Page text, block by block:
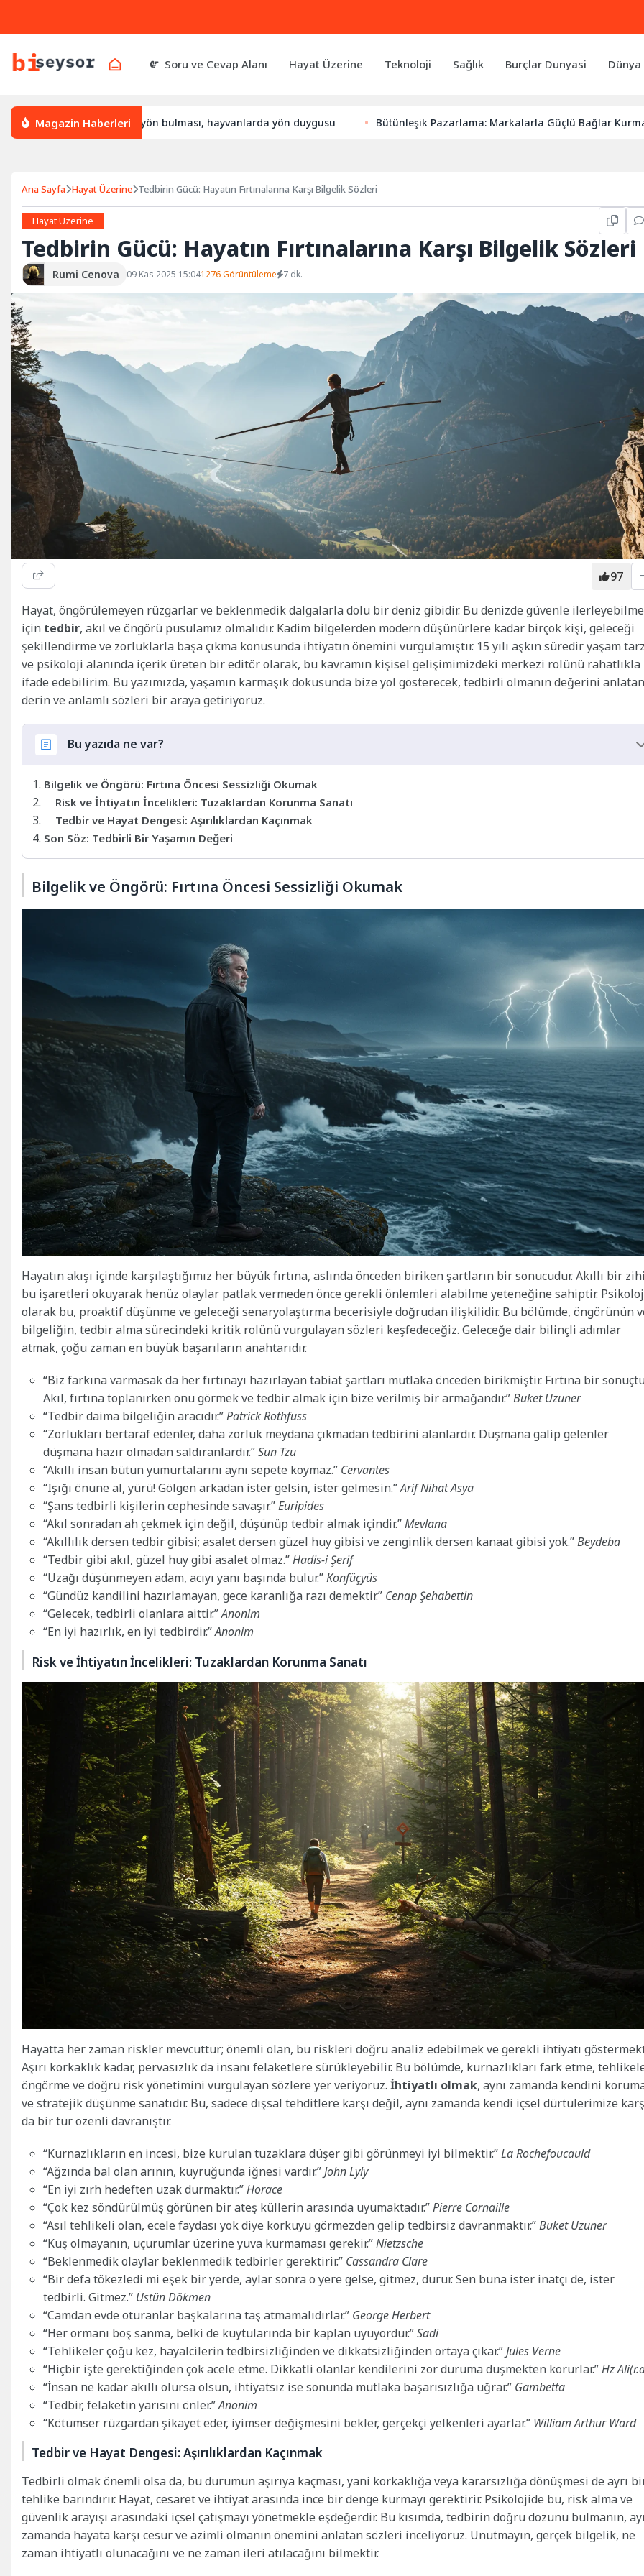
Soru ve Cevap Alanı Hayat Üzerine Teknoloji Sağlık Burçlar Dunyasi
Magazin Haberleri
bulur, leylek yön bulması, hayvanlarda yön duygusu Bütünleşik Pazarlama: Markalarla Güçlü Bağlar Kurmanın
Ana Sayfa Hayat Üzerine Tedbirin Gücü: Hayatın Fırtınalarına Karşı Bilgelik Sözleri
Hayat Üzerine
Tedbirin Gücü: Hayatın Fırtınalarına Karşı Bilgelik Sözleri
Rumi Cenova 09 Kas 2025 15:041276 Görüntüleme 7 dk.
97
Hayat, öngörülemeyen rüzgarlar ve beklenmedik dalgalarla dolu bir deniz gibidir. Bu denizde güvenle
için tedbir, akıl ve öngörü pusulamız olmalıdır. Kadim bilgelerden modern düşünürlere kadar birçok kişi, geleceği
şekillendirme ve zorluklarla başa çıkma konusunda ihtiyatın önemini vurgulamıştır. 15 yılı aşkın süredir yaşam
ve psikoloji alanında içerik üreten bir editör olarak, bu kavramın kişisel gelişimimizdeki merkezi rolünü rahatlıkla
ifade edebilirim. Bu yazımızda, yaşamın karmaşık dokusunda bize yol gösterecek, tedbirli olmanın değerini anlatan
derin ve anlamlı sözleri bir araya getiriyoruz.
Bu yazıda ne var?
Bilgelik ve Öngörü: Fırtına Öncesi Sessizliği Okumak
Risk ve İhtiyatın İncelikleri: Tuzaklardan Korunma Sanatı
Tedbir ve Hayat Dengesi: Aşırılıklardan Kaçınmak
Son Söz: Tedbirli Bir Yaşamın Değeri
Bilgelik ve Öngörü: Fırtına Öncesi Sessizliği Okumak
Hayatın akışı içinde karşılaştığımız her büyük fırtına, aslında önceden biriken şartların bir sonucudur. Akıllı bir
bu işaretleri okuyarak henüz olaylar patlak vermeden önce gerekli önlemleri alabilme yeteneğine sahiptir.
olarak bu, proaktif düşünme ve geleceği senaryolaştırma becerisiyle doğrudan ilişkilidir. Bu bölümde, öngörünün
bilgeliğin, tedbir alma sürecindeki kritik rolünü vurgulayan sözleri keşfedeceğiz. Geleceğe dair bilinçli adımlar
atmak, çoğu zaman en büyük başarıların anahtarıdır.
“Biz farkına varmasak da her fırtınayı hazırlayan tabiat şartları mutlaka önceden birikmiştir. Fırtına bir
Akıl, fırtına toplanırken onu görmek ve tedbir almak için bize verilmiş bir armağandır.”Buket Uzuner
“Tedbir daima bilgeliğin aracıdır.”Patrick Rothfuss
“Zorlukları bertaraf edenler, daha zorluk meydana çıkmadan tedbirini alanlardır. Düşmana galip gelenler
düşmana hazır olmadan saldıranlardır.”Sun Tzu
“Akıllı insan bütün yumurtalarını aynı sepete koymaz.” Cervantes
“Işığı önüne al, yürü! Gölgen arkadan ister gelsin, ister gelmesin.”Arif Nihat Asya
“Şans tedbirli kişilerin cephesinde savaşır.”Euripides
“Akıl sonradan ah çekmek için değil, düşünüp tedbir almak içindir.”Mevlana
“Akıllılık dersen tedbir gibisi; asalet dersen güzel huy gibisi ve zenginlik dersen kanaat gibisi yok.”Beydeba
“Tedbir gibi akıl, güzel huy gibi asalet olmaz.”Hadis-i Şerif
“Uzağı düşünmeyen adam, acıyı yanı başında bulur.”Konfüçyüs
“Gündüz kandilini hazırlamayan, gece karanlığa razı demektir.” Cenap Şehabettin
“Gelecek, tedbirli olanlara aittir.”Anonim
“En iyi hazırlık, en iyi tedbirdir.”Anonim
Risk ve İhtiyatın İncelikleri: Tuzaklardan Korunma Sanatı
Hayatta her zaman riskler mevcuttur; önemli olan, bu riskleri doğru analiz edebilmek ve gerekli ihtiyatı
Aşırı korkaklık kadar, pervasızlık da insanı felaketlere sürükleyebilir. Bu bölümde, kurnazlıkları fark etme,
öngörme ve doğru risk yönetimini vurgulayan sözlere yer veriyoruz. İhtiyatlı olmak, aynı zamanda kendini
ve stratejik düşünme sanatıdır. Bu, sadece dışsal tehditlere karşı değil, aynı zamanda kendi içsel dürtülerimize
da bir tür özenli davranıştır.
“Kurnazlıkların en incesi, bize kurulan tuzaklara düşer gibi görünmeyi iyi bilmektir.”La Rochefoucauld
“Ağzında bal olan arının, kuyruğunda iğnesi vardır.”John Lyly
“En iyi zırh hedeften uzak durmaktır.”Horace
“Çok kez söndürülmüş görünen bir ateş küllerin arasında uyumaktadır.”Pierre Cornaille
“Asıl tehlikeli olan, ecele faydası yok diye korkuyu görmezden gelip tedbirsiz davranmaktır.”Buket Uzuner
“Kuş olmayanın, uçurumlar üzerine yuva kurmaması gerekir.”Nietzsche
“Beklenmedik olaylar beklenmedik tedbirler gerektirir.” Cassandra Clare
“Bir defa tökezledi mi eşek bir yerde, aylar sonra o yere gelse, gitmez, durur. Sen buna ister inatçı de, ister
tedbirli. Gitmez.” Üstün Dökmen
“Camdan evde oturanlar başkalarına taş atmamalıdırlar.” George Herbert
“Her ormanı boş sanma, belki de kuytularında bir kaplan uyuyordur.”Sadi
“Tehlikeler çoğu kez, hayalcilerin tedbirsizliğinden ve dikkatsizliğinden ortaya çıkar.”Jules Verne
“Hiçbir işte gerektiğinden çok acele etme. Dikkatli olanlar kendilerini zor duruma düşmekten korurlar.”Hz
“İnsan ne kadar akıllı olursa olsun, ihtiyatsız ise sonunda mutlaka başarısızlığa uğrar.” Gambetta
“Tedbir, felaketin yarısını önler.”Anonim
“Kötümser rüzgardan şikayet eder, iyimser değişmesini bekler, gerçekçi yelkenleri ayarlar.” William Arthur Ward
Tedbir ve Hayat Dengesi: Aşırılıklardan Kaçınmak
Tedbirli olmak önemli olsa da, bu durumun aşırıya kaçması, yani korkaklığa veya kararsızlığa dönüşmesi de ayrı
tehlike barındırır. Hayat, cesaret ve ihtiyat arasında ince bir denge kurmayı gerektirir. Psikolojide bu, risk alma ve
güvenlik arayışı arasındaki içsel çatışmayı yönetmekle eşdeğerdir. Bu kısımda, tedbirin doğru dozunu bulmanın,
zamanda hayata karşı cesur ve azimli olmanın önemini anlatan sözleri inceliyoruz. Unutmayın, gerçek bilgelik, ne
zaman ihtiyatlı olunacağını ve ne zaman ileri atılacağını bilmektir.